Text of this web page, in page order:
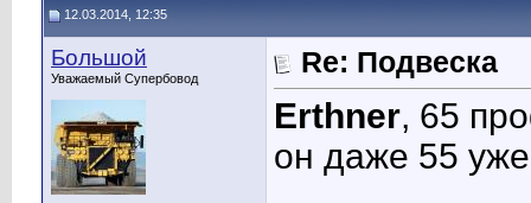
12.03.2014, 12:35
Большой
Уважаемый Супербовод Re: Подвеска
Erthner, 65
он даже 55